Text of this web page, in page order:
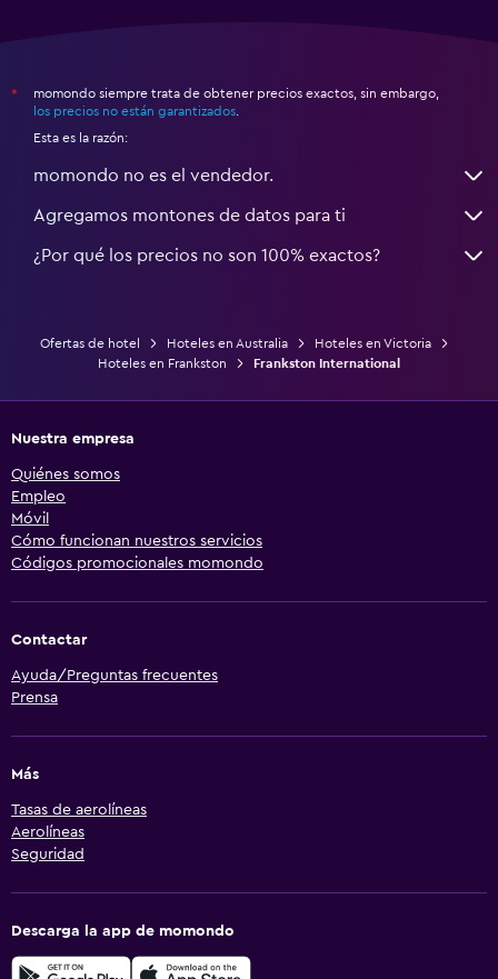
*
momondo siempre trata de obtener precios exactos, sin embargo,
los precios no están garantizados
Esta es la razón:
momondo no es el vendedor.
Agregamos montones de datos para ti
¿Por qué los precios no son 100% exactos?
Ofertas de hotel Hoteles en Australia
Hoteles en Victoria
Hoteles en Frankston
Frankston International
Nuestra empresa
Quiénes somos
Empleo
Móvil
Cómo funcionan nuestros servicios
Códigos promocionales momondo
Contactar
Ayuda/Preguntas frecuentes
Prensa
Más
Tasas de aerolíneas
Aerolíneas
Seguridad
Descarga la app de momondo